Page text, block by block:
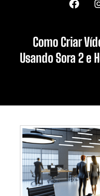
Como Criar
Usando Sora 2 e